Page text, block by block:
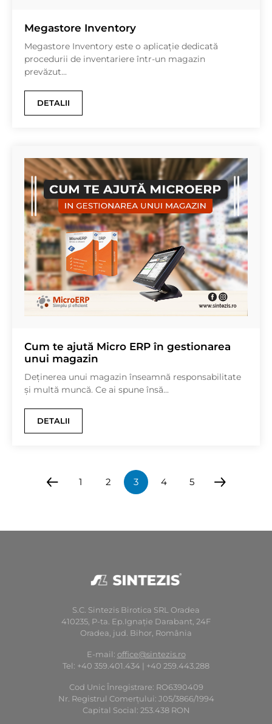
Megastore Inventory
Megastore Inventory este o aplicaţie dedicată
procedurii de inventariere într-un magazin
prevăzut...
DETALII
Cum te ajută Micro ERP în gestionarea
unui magazin
Deținerea unui magazin înseamnă responsabilitate
și multă muncă. Ce ai spune însă...
DETALII
1 2 3 4 5
S.C. Sintezis Birotica SRL Oradea
410235, P-ta. Ep.Ignaţie Darabant, 24F
Oradea, jud. Bihor, România
E-mail: office@sintezis.ro
Tel: +40 359.401.434 | +40 259.443.288
Cod Unic Înregistrare: RO6390409
Nr. Registrul Comerţului: J05/3866/1994
Capital Social: 253.438 RON